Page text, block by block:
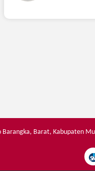
Barat, Kabupaten